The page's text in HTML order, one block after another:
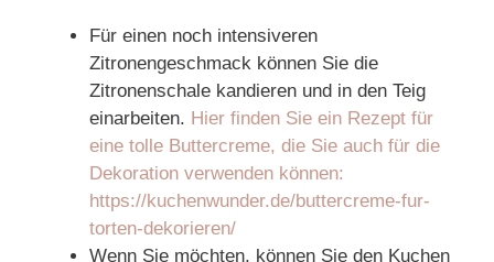
Für einen noch intensiveren
Zitronengeschmack können Sie die
Zitronenschale kandieren und in den Teig
einarbeiten. Hier finden Sie ein Rezept für
eine tolle Buttercreme, die Sie auch für die
Dekoration verwenden können:
https://kuchenwunder.de/buttercreme-fur-
torten-dekorieren/
Wenn Sie möchten, können Sie den Kuchen